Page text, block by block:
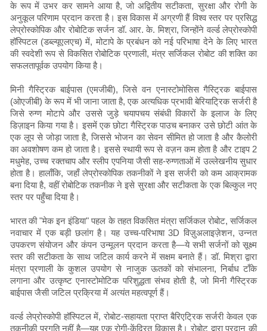
के रूप में उभर कर सामने आया है, जो अद्वितीय सटीकता, सुरक्षा और रोगी के
अनुकूल परिणाम प्रदान करता है। इस विकास में अग्रणी हैं विश्व स्तर पर प्रसिद्ध
लेप्रोस्कोपिक और रोबोटिक सर्जन डॉ. आर. के. मिश्रा, जिन्होंने वर्ल्ड लेप्रोस्कोपी
हॉस्पिटल (डब्ल्यूएलएच) में, मोटापे के प्रबंधन को नई परिभाषा देने के लिए भारत
की स्वदेशी रूप से विकसित रोबोटिक प्रणाली, मंत्र सर्जिकल रोबोट की शक्ति का
सफलतापूर्वक उपयोग किया है।
मिनी गैस्ट्रिक बाईपास (एमजीबी), जिसे वन एनास्टोमोसिस गैस्ट्रिक बाईपास
(ओएजीबी) के रूप में भी जाना जाता है, एक अत्यधिक प्रभावी बेरियाट्रिक सर्जरी है
जिसे रुग्ण मोटापे और उससे जुड़े चयापचय संबंधी विकारों के इलाज के लिए
डिज़ाइन किया गया है। इसमें एक छोटा गैस्ट्रिक पाउच बनाकर उसे छोटी आंत के
एक लूप से जोड़ा जाता है, जिससे भोजन का सेवन सीमित हो जाता है और कैलोरी
का अवशोषण कम हो जाता है। इससे स्थायी रूप से वज़न कम होता है और टाइप 2
मधुमेह, उच्च रक्तचाप और स्लीप एपनिया जैसी सह-रुग्णताओं में उल्लेखनीय सुधार
होता है। हालाँकि, जहाँ लेप्रोस्कोपिक तकनीकों ने इस सर्जरी को कम आक्रामक
बना दिया है, वहीं रोबोटिक तकनीक ने इसे सुरक्षा और सटीकता के एक बिल्कुल नए
स्तर पर पहुँचा दिया है।
भारत की "मेक इन इंडिया" पहल के तहत विकसित मंत्रा सर्जिकल रोबोट, सर्जिकल
नवाचार में एक बड़ी छलांग है। यह उच्च-परिभाषा 3D विज़ुअलाइज़ेशन, उन्नत
उपकरण संयोजन और कंपन उन्मूलन प्रदान करता है—ये सभी सर्जनों को सूक्ष्म
स्तर की सटीकता के साथ जटिल कार्य करने में सक्षम बनाते हैं। डॉ. मिश्रा द्वारा
मंत्रा प्रणाली के कुशल उपयोग से नाजुक ऊतकों को संभालना, निर्बाध टाँके
लगाना और उत्कृष्ट एनास्टोमोटिक परिशुद्धता संभव होती है, जो मिनी गैस्ट्रिक
बाईपास जैसी जटिल प्रक्रिया में अत्यंत महत्वपूर्ण हैं।
वर्ल्ड लेप्रोस्कोपी हॉस्पिटल में, रोबोट-सहायता प्राप्त बैरिएट्रिक सर्जरी केवल एक
तकनीकी प्रगति नहीं है—यह एक रोगी-केंद्रित विकास है। रोबोट द्वारा प्रदान की